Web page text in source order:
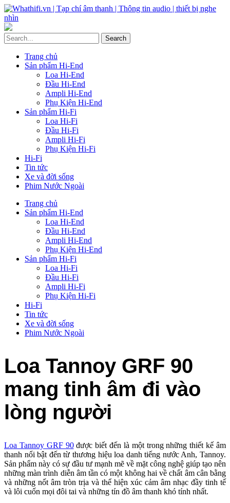
Trang chủ
Sản phẩm Hi-End
Loa Hi-End
Đầu Hi-End
Ampli Hi-End
Phụ Kiện Hi-End
Sản phẩm Hi-Fi
Loa Hi-Fi
Đầu Hi-Fi
Ampli Hi-Fi
Phụ Kiện Hi-Fi
Hi-Fi
Tin tức
Xe và đời sống
Phim Nước Ngoài
Trang chủ
Sản phẩm Hi-End
Loa Hi-End
Đầu Hi-End
Ampli Hi-End
Phụ Kiện Hi-End
Sản phẩm Hi-Fi
Loa Hi-Fi
Đầu Hi-Fi
Ampli Hi-Fi
Phụ Kiện Hi-Fi
Hi-Fi
Tin tức
Xe và đời sống
Phim Nước Ngoài
Loa Tannoy GRF 90
mang tinh âm đi vào
lòng người
Loa Tannoy GRF 90được biết đến là một trong những thiết kế âm
thanh nổi bật đến từ thương hiệu loa danh tiếng nước Anh, Tannoy.
Sản phẩm này có sự đầu tư mạnh mẽ về mặt công nghệ giúp tạo nên
những màn trình diễn âm tần có một không hai về chất âm cân bằng
và những nốt âm tròn trịa và thể hiện xúc cảm âm nhạc đầy tinh tế
và lôi cuốn mọi đôi tai và những tín đồ âm thanh khó tính nhất.